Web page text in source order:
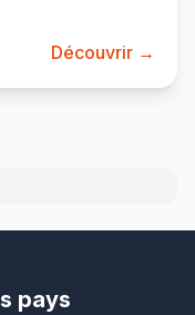
Découvrir →
pays